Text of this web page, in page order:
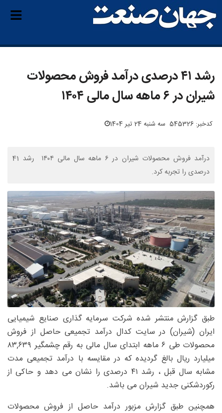
رشد ۴۱ درصدی درآمد فروش محصولات
شیران در ۶ ماهه سال مالی ۱۴۰۴
کدخبر: 545326 سه شنبه 24 تیر 1404
درآمد فروش محصولات شیران در ۶ ماهه سال مالی ۱۴۰۴ رشد 41
درصدی را تجربه کرد.
طبق گزارش منتشر شده شرکت سرمایه گذاری صنایع شیمیایی
ایران (شیران) در سایت کدال درآمد تجمیعی حاصل از فروش
محصولات طی ۶ ماهه ابتدای سال مالی به رقم چشمگیر ۸۳,۶۳۹
میلیارد ریال بالغ گردیده که در مقایسه با درآمد تجمیعی مدت
مشابه سال قبل ، رشد ۴۱ درصدی را نشان می دهد و حاکی از
رکوردشکنی جدید شیران می باشد.
همچنین طبق گزارش مزبور درآمد حاصل از فروش محصولات